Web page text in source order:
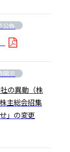
公告
開示
の異動（株
主総会招集
」の変更